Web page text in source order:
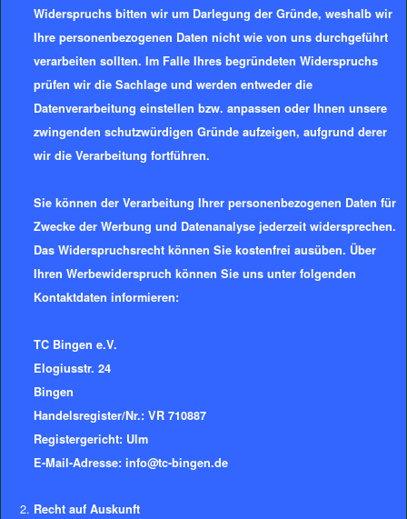
Widerspruchs bitten wir um Darlegung der Gründe, weshalb wir
Ihre personenbezogenen Daten nicht wie von uns durchgeführt
verarbeiten sollten. Im Falle Ihres begründeten Widerspruchs
prüfen wir die Sachlage und werden entweder die
Datenverarbeitung einstellen bzw. anpassen oder Ihnen unsere
zwingenden schutzwürdigen Gründe aufzeigen, aufgrund derer
wir die Verarbeitung fortführen.
Sie können der Verarbeitung Ihrer personenbezogenen Daten für
Zwecke der Werbung und Datenanalyse jederzeit widersprechen.
Das Widerspruchsrecht können Sie kostenfrei ausüben. Über
Ihren Werbewiderspruch können Sie uns unter folgenden
Kontaktdaten informieren:
TC Bingen e.V.
Elogiusstr. 24
Bingen
Handelsregister/Nr.: VR 710887
Registergericht: Ulm
E-Mail-Adresse: info@tc-bingen.de
Recht auf Auskunft